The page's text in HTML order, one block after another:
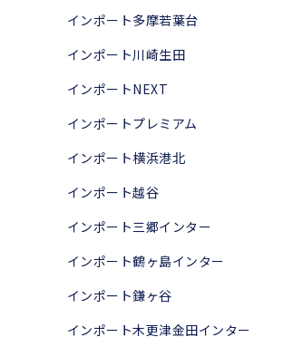
インポート多摩若葉台
インポート川崎生田
インポートNEXT
インポートプレミアム
インポート横浜港北
インポート越谷
インポート三郷インター
インポート鶴ヶ島インター
インポート鎌ヶ谷
インポート木更津金田インター